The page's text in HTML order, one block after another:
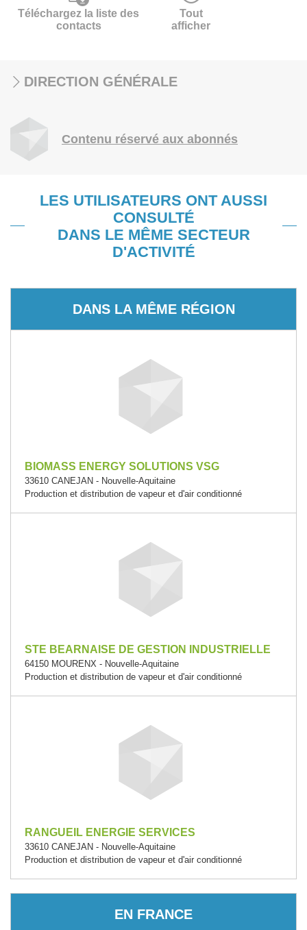
Téléchargez la liste des
contacts
Tout
afficher
DIRECTION GÉNÉRALE
Contenu réservé aux abonnés
LES UTILISATEURS ONT AUSSI
CONSULTÉ
DANS LE MÊME SECTEUR
D'ACTIVITÉ
DANS LA MÊME RÉGION
BIOMASS ENERGY SOLUTIONS VSG
33610 CANEJAN - Nouvelle-Aquitaine
Production et distribution de vapeur et d'air conditionné
STE BEARNAISE DE GESTION INDUSTRIELLE
64150 MOURENX - Nouvelle-Aquitaine
Production et distribution de vapeur et d'air conditionné
RANGUEIL ENERGIE SERVICES
33610 CANEJAN - Nouvelle-Aquitaine
Production et distribution de vapeur et d'air conditionné
EN FRANCE